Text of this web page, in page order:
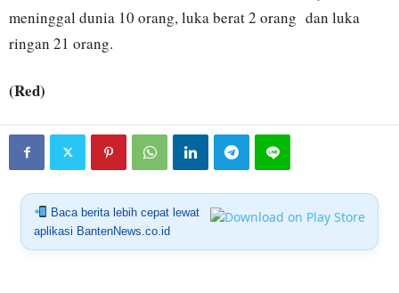
meninggal dunia 10 orang, luka berat 2 orang dan luka
ringan 21 orang.
(Red)
Baca berita lebih cepat lewat
aplikasi BantenNews.co.id